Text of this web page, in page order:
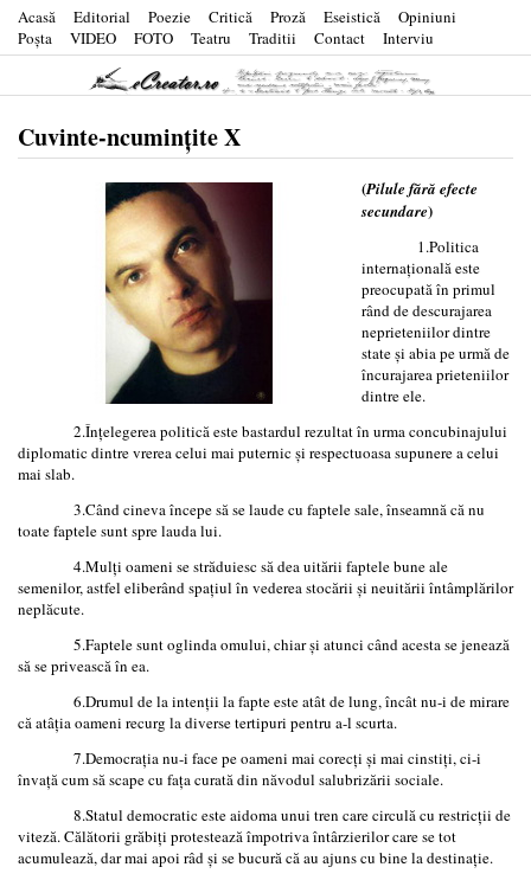
Acasă Editorial Poezie Critică Proză Eseistică
Opiniuni
Poşta
VIDEO FOTO Teatru Traditii Contact Interviu
Cuvinte-ncuminţite X
(Pilule fără efecte
secundare)
1.Politica
internaţională este
preocupată în primul
rând de descurajarea
neprieteniilor dintre
state şi abia pe urmă de
încurajarea prieteniilor
dintre ele.
2.Înţelegerea politică este bastardul rezultat în urma concubinajului
diplomatic dintre vrerea celui mai puternic şi respectuoasa supunere a celui
mai slab.
3.Când cineva începe să se laude cu faptele sale, înseamnă că nu
toate faptele sunt spre lauda lui.
4.Mulţi oameni se străduiesc să dea uitării faptele bune ale
semenilor, astfel eliberând spaţiul în vederea stocării şi neuitării întâmplărilor
neplăcute.
5.Faptele sunt oglinda omului, chiar şi atunci când acesta se jenează
să se privească în ea.
6.Drumul de la intenţii la fapte este atât de lung, încât nu-i de mirare
că atâţia oameni recurg la diverse tertipuri pentru a-l scurta.
7.Democraţia nu-i face pe oameni mai corecţi şi mai cinstiţi, ci-i
învaţă cum să scape cu faţa curată din năvodul salubrizării sociale.
8.Statul democratic este aidoma unui tren care circulă cu restricţii de
viteză. Călătorii grăbiţi protestează împotriva întârzierilor care se tot
acumulează, dar mai apoi râd şi se bucură că au ajuns cu bine la destinaţie.